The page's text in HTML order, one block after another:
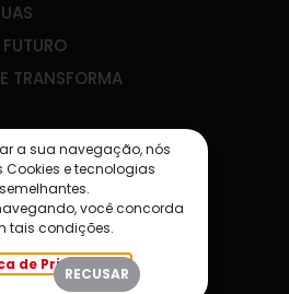
TRANSFORMA
a sua navegação, nós
Cookies e tecnologias
semelhantes.
você concorda
tais condições.
de Privacidade
RECUSAR